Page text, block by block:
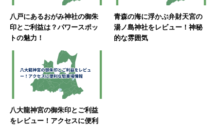
八戸にあるおがみ神社の御朱
印とご利益は？パワースポッ
トの魅力！
青森の海に浮かぶ弁財天宮の
湯ノ島神社をレビュー！神秘
的な雰囲気
八大龍神宮の御朱印とご利益
をレビュー！アクセスに便利